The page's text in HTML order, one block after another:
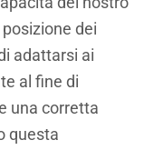
dei
adattarsi ai
al fine di
una corretta
questa